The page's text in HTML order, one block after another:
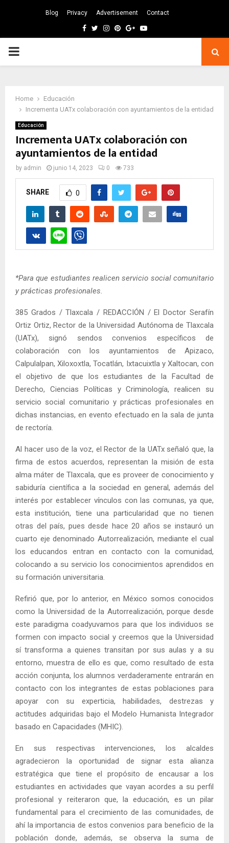
Blog Privacy Advertisement Contact
Facebook
TwitterInstagram
Pinterest
GoogleYoutube
PRIMARY
Home
Educación
Incrementa UATx colaboración con ayuntamientos de la entidad
Educación
Incrementa UATx colaboración con
ayuntamientos de la entidad
by admin junio 14, 2023 0 733
SHARE 0
*Para que estudiantes realicen servicio social comunitario
y prácticas profesionales.
385 Grados / Tlaxcala / REDACCIÓN / El Doctor Serafín
Ortiz Ortiz, Rector de la Universidad Autónoma de Tlaxcala
(UATx), signó sendos convenios específicos de
colaboración con los ayuntamientos de Apizaco,
Calpulalpan, Xiloxoxtla, Tocatlán, Ixtacuixtla y Xaltocan, con
el objetivo de que los estudiantes de la Facultad de
Derecho, Ciencias Políticas y Criminología, realicen su
servicio social comunitario y prácticas profesionales en
dichas instancias, en evento efectuado en la sala de junta
de rectoría.
Al hacer uso de la voz, el Rector de la UATx señaló que, la
firma de estos acuerdos, representan la misión de esta
alma máter de Tlaxcala, que es proveer de conocimiento y
sabiduría científica a la sociedad en general, además del
interés por establecer vínculos con las comunas, ya que,
esta institución, tiene una particularidad que no tienen
otras del país, pues desde hace 20 años se instauró un
cuarto eje denominado Autorrealización, mediante el cual
los educandos entran en contacto con la comunidad,
colocando a su servicio los conocimientos aprendidos en
su formación universitaria.
Refirió que, por lo anterior, en México somos conocidos
como la Universidad de la Autorrealización, porque desde
este paradigma coadyuvamos para que los individuos se
formen con impacto social y creemos que la Universidad
sí transforma a quienes transitan por sus aulas y a su
entorno, muestra de ello es que, como resultado de esta
acción conjunta, los alumnos verdaderamente entrarán en
contacto con los integrantes de estas poblaciones para
apoyar con su experticia, habilidades, destrezas y
actitudes adquiridas bajo el Modelo Humanista Integrador
basado en Capacidades (MHIC).
En sus respectivas intervenciones, los alcaldes
agradecieron la oportunidad de signar esta alianza
estratégica que tiene el propósito de encausar a los
estudiantes en actividades que vayan acordes a su perfil
profesional y reiteraron que, la educación, es un pilar
fundamental para el crecimiento de las comunidades, de
ahí la importancia de estos convenios para beneficio de la
población donde, además, se observa la suma de